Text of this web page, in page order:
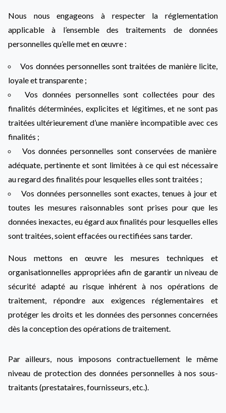
Nous nous engageons à respecter la réglementation
applicable à l’ensemble des traitements de données
personnelles qu’elle met en œuvre :
Vos données personnelles sont traitées de manière licite,
loyale et transparente ;
Vos données personnelles sont collectées pour des
finalités déterminées, explicites et légitimes, et ne sont pas
traitées ultérieurement d’une manière incompatible avec ces
finalités ;
Vos données personnelles sont conservées de manière
adéquate, pertinente et sont limitées à ce qui est nécessaire
au regard des finalités pour lesquelles elles sont traitées ;
Vos données personnelles sont exactes, tenues à jour et
toutes les mesures raisonnables sont prises pour que les
données inexactes, eu égard aux finalités pour lesquelles elles
sont traitées, soient effacées ou rectifiées sans tarder.
Nous mettons en œuvre les mesures techniques et
organisationnelles appropriées afin de garantir un niveau de
sécurité adapté au risque inhérent à nos opérations de
traitement, répondre aux exigences réglementaires et
protéger les droits et les données des personnes concernées
dès la conception des opérations de traitement.
Par ailleurs, nous imposons contractuellement le même
niveau de protection des données personnelles à nos sous-
traitants (prestataires, fournisseurs, etc.).